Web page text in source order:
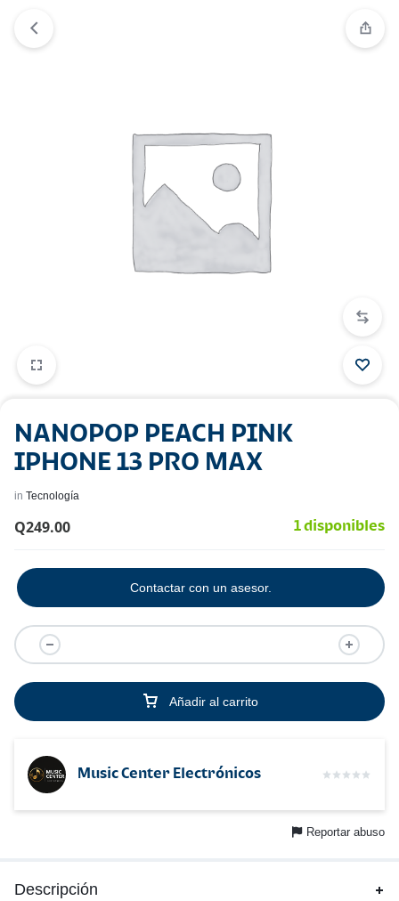
NANOPOP PEACH PINK
IPHONE 13 PRO MAX
in Tecnología
Q249.00 1 disponibles
Añadir al carrito
Contactar con un asesor.
Music Center Electrónicos
Reportar abuso
Descripción